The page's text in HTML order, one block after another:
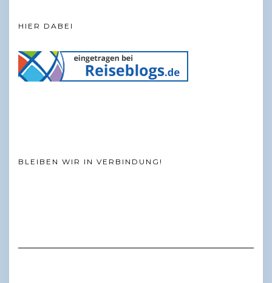
HIER DABEI
BLEIBEN WIR IN VERBINDUNG!